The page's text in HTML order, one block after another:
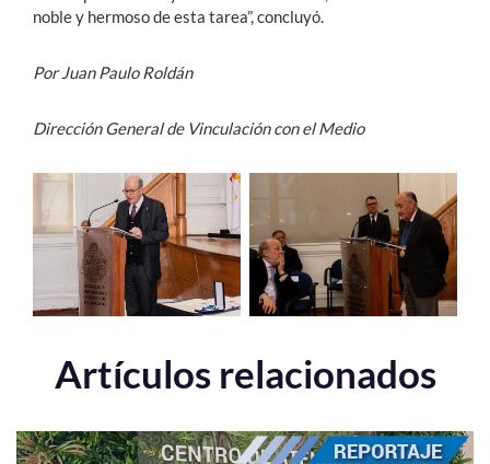
noble y hermoso de esta tarea”, concluyó.
Por Juan Paulo Roldán
Dirección General de Vinculación con el Medio
Artículos relacionados